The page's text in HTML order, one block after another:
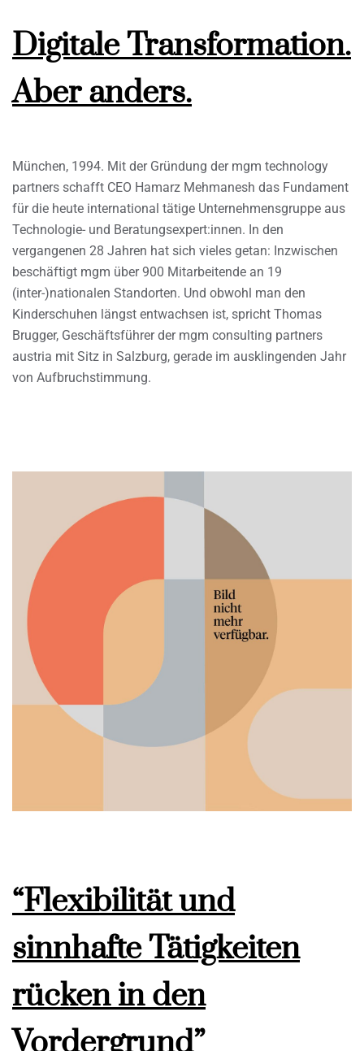
Digitale Transformation.
Aber anders.
München, 1994. Mit der Gründung der mgm technology
partners schafft CEO Hamarz Mehmanesh das Fundament
für die heute international tätige Unternehmensgruppe aus
Technologie- und Beratungsexpert:innen. In den
vergangenen 28 Jahren hat sich vieles getan: Inzwischen
beschäftigt mgm über 900 Mitarbeitende an 19
(inter-)nationalen Standorten. Und obwohl man den
Kinderschuhen längst entwachsen ist, spricht Thomas
Brugger, Geschäftsführer der mgm consulting partners
austria mit Sitz in Salzburg, gerade im ausklingenden Jahr
von Aufbruchstimmung.
“Flexibilität und
sinnhafte Tätigkeiten
rücken in den
Vordergrund”